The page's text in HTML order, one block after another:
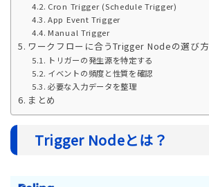
Cron Trigger (Schedule Trigger)
App Event Trigger
Manual Trigger
ワークフローに合うTrigger Nodeの選び方
トリガーの発生源を特定する
イベントの頻度と性質を確認
必要な入力データを整理
まとめ
Trigger Nodeとは？